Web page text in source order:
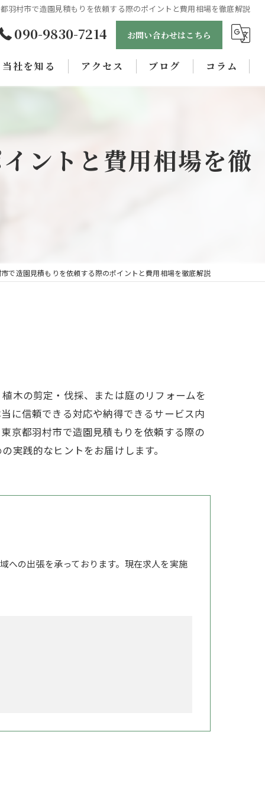
羽村市で造園見積もりを依頼する際のポイントと費用相場を徹底解説
090-9830-7214 お問い合わせはこちら
当社を知る
女性
アクセス ブログ コラム
ントと費用相場を徹
で造園見積もりを依頼する際のポイントと費用相場を徹底解説
木の剪定・伐採、または庭のリフォームを
に信頼できる対応や納得できるサービス内
京都羽村市で造園見積もりを依頼する際の
実践的なヒントをお届けします。
への出張を承っております。現在求人を実施